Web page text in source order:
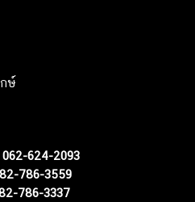
ษ์
062-624-2093
786-3559
786-3337